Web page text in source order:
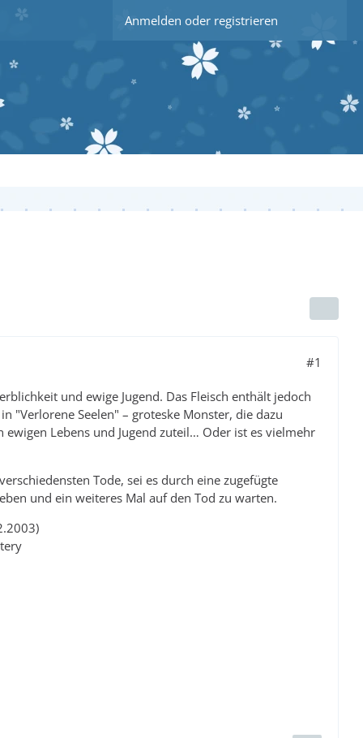
Anmelden oder registrieren
#1
und ewige Jugend. Das Fleisch enthält jedoch
"Verlorene Seelen" – groteske Monster, die dazu
Lebens und Jugend zuteil… Oder ist es vielmehr
Tode, sei es durch eine zugefügte
und ein weiteres Mal auf den Tod zu warten.